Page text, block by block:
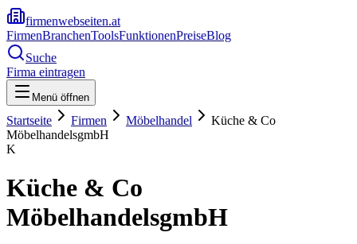
firmenwebseiten.at
FirmenBranchenToolsFunktionenPreiseBlog
Suche
Firma eintragen
Menü öffnen
Startseite Firmen Möbelhandel
Küche & Co
MöbelhandelsgmbH
K
Küche & Co
MöbelhandelsgmbH